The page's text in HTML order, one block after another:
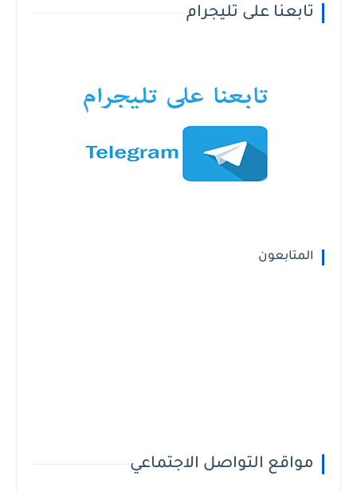
تابعنا على تليجرام
المتابعون
مواقع التواصل الاجتماعي